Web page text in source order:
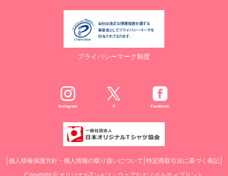
プライバシーマーク制度
Instagram X Facebook
個人情報保護方針・個人情報の取り扱いについて 特定商取引法に基づく表記